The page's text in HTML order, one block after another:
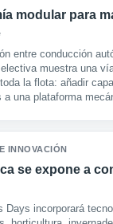
modular para
entre conducción
muestra una
la flota: añadir
a una plataforma
INNOVACIÓN
se expone a
Days incorporará